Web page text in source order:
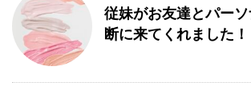
従妹がお友達とパー
断に来てくれました！